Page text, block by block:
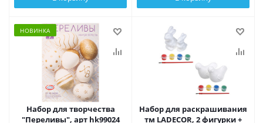
НОВИНКА
Набор для творчества
"Переливы", арт hk99024
Набор для раскрашивания
тм LADECOR, 2 фигурки +